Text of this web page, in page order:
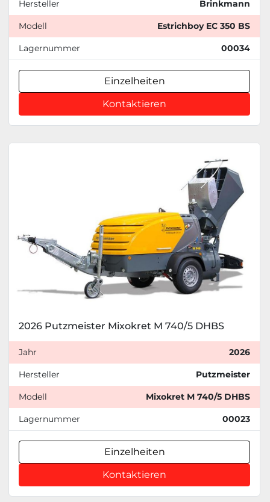
Hersteller Brinkmann
Modell Estrichboy EC 350 BS
Lagernummer 00034
Einzelheiten
Kontaktieren
2026 Putzmeister Mixokret M 740/5 DHBS
Jahr 2026
Hersteller Putzmeister
Modell Mixokret M 740/5 DHBS
Lagernummer 00023
Einzelheiten
Kontaktieren